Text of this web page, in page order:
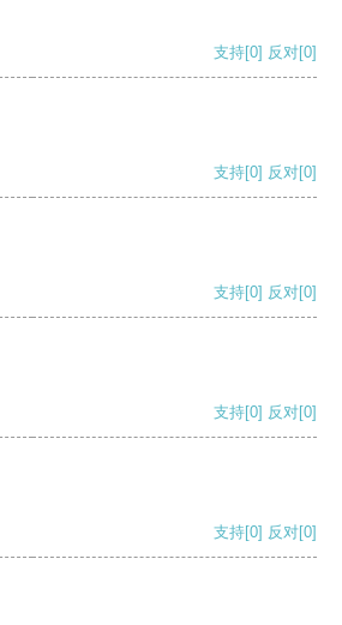
支持[0] 反对[0]
支持[0] 反对[0]
支持[0] 反对[0]
支持[0] 反对[0]
支持[0] 反对[0]